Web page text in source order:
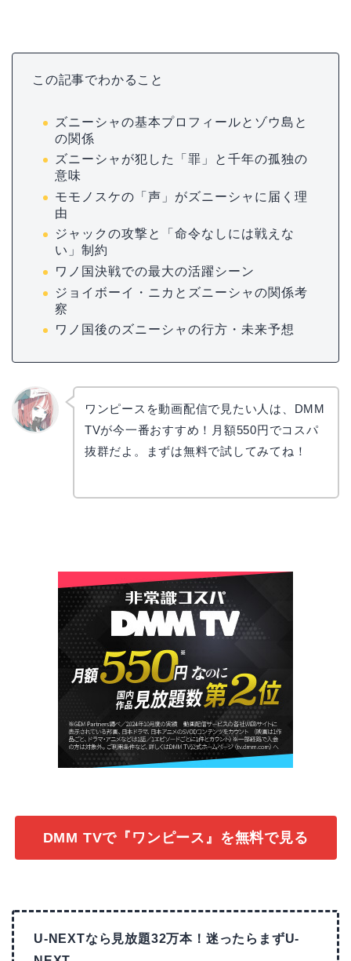
この記事でわかること
ズニーシャの基本プロフィールとゾウ島と
の関係
ズニーシャが犯した「罪」と千年の孤独の
意味
モモノスケの「声」がズニーシャに届く理
由
ジャックの攻撃と「命令なしには戦えな
い」制約
ワノ国決戦での最大の活躍シーン
ジョイボーイ・ニカとズニーシャの関係考
察
ワノ国後のズニーシャの行方・未来予想
ワンピースを動画配信で見たい人は、DMM
TVが今一番おすすめ！月額550円でコスパ
抜群だよ。まずは無料で試してみてね！
DMM TVで『ワンピース』を無料で見る
U-NEXTなら見放題32万本！迷ったらまずU-